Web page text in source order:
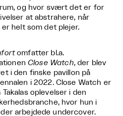
og hvor svært det er for
at abstrahere, når
helt som det plejer.
omfatter bl.a.
Close Watch, der blev
i den finske pavillon på
i 2022. Close Watch er
Takalas oplevelser i den
hvor hun i
arbejdede undercover.